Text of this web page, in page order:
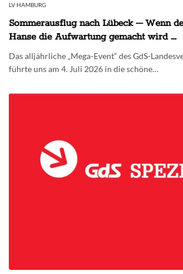
LV HAMBURG
Sommerausflug nach Lübeck – Wenn
Hanse die Aufwartung gemacht wird …
Das alljährliche „Mega-Event“ des GdS-
führte uns am 4. Juli 2026 in die schöne…